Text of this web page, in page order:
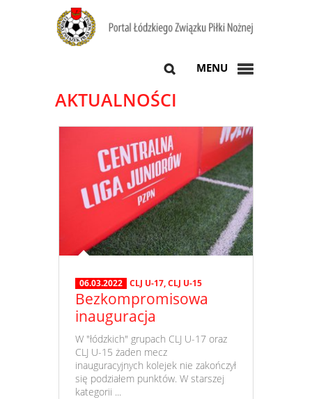
MENU
AKTUALNOŚCI
06.03.2022 CLJ U-17,CLJ U-15
Bezkompromisowa
inauguracja
​ W "łódzkich" grupach CLJ U-17 oraz
CLJ U-15 żaden mecz
inauguracyjnych kolejek nie zakończył
się podziałem punktów. W starszej
kategorii ...